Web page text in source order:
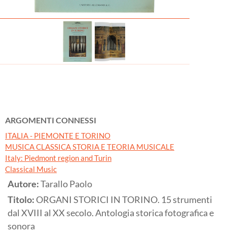
ARGOMENTI CONNESSI
ITALIA - PIEMONTE E TORINO
MUSICA CLASSICA STORIA E TEORIA MUSICALE
Italy: Piedmont region and Turin
Classical Music
Autore:Tarallo Paolo
Titolo:ORGANI STORICI IN TORINO. 15 strumenti
dal XVIII al XX secolo. Antologia storica fotografica e
sonora